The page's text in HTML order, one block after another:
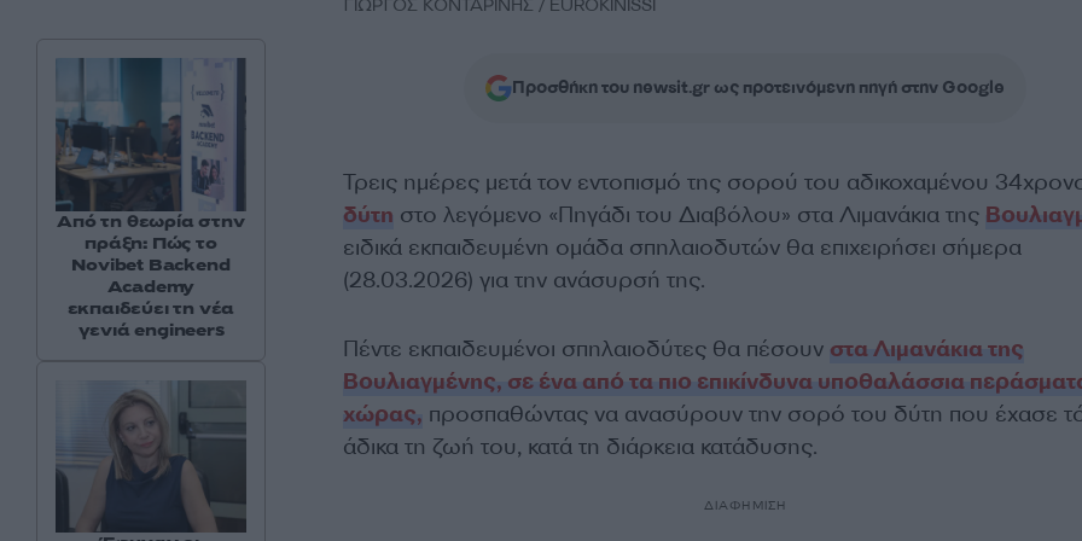
ΓΙΩΡΓΟΣ ΚΟΝΤΑΡΙΝΗΣ / EUROKINISSI
Προσθήκη του newsit.gr ως προτεινόμενη πηγή στην Google
Τρεις ημέρες μετά τον εντοπισμό της σορού του αδικοχαμένου
δύτη στο λεγόμενο «Πηγάδι του Διαβόλου» στα Λιμανάκια της
ειδικά εκπαιδευμένη ομάδα σπηλαιοδυτών θα επιχειρήσει σήμερα
(28.03.2026) για την ανάσυρσή της.
Πέντε εκπαιδευμένοι σπηλαιοδύτες θα πέσουν στα Λιμανάκια της
Βουλιαγμένης, σε ένα από τα πιο επικίνδυνα υποθαλάσσια
χώρας, προσπαθώντας να ανασύρουν την σορό του δύτη που έχασε
άδικα τη ζωή του, κατά τη διάρκεια κατάδυσης.
ΔΙΑΦΗΜΙΣΗ
Από τη θεωρία στην
πράξη: Πώς το
Novibet Backend
Academy
εκπαιδεύει τη νέα
γενιά engineers